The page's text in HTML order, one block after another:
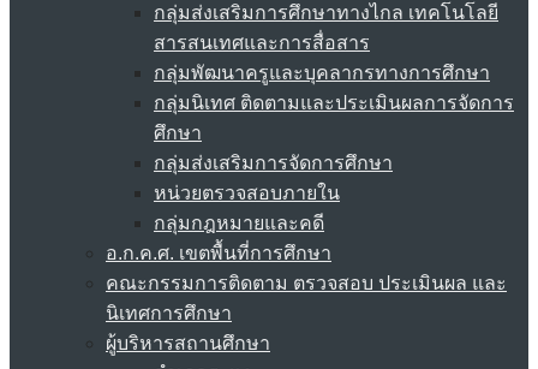
กลุ่มส่งเสริมการศึกษาทางไกล เทคโนโลยี
สารสนเทศและการสื่อสาร
กลุ่มพัฒนาครูและบุคลากรทางการศึกษา
กลุ่มนิเทศ ติดตามและประเมินผลการจัดการ
ศึกษา
กลุ่มส่งเสริมการจัดการศึกษา
หน่วยตรวจสอบภายใน
กลุ่มกฎหมายและคดี
อ.ก.ค.ศ. เขตพื้นที่การศึกษา
คณะกรรมการติดตาม ตรวจสอบ ประเมินผล และ
นิเทศการศึกษา
ผู้บริหารสถานศึกษา